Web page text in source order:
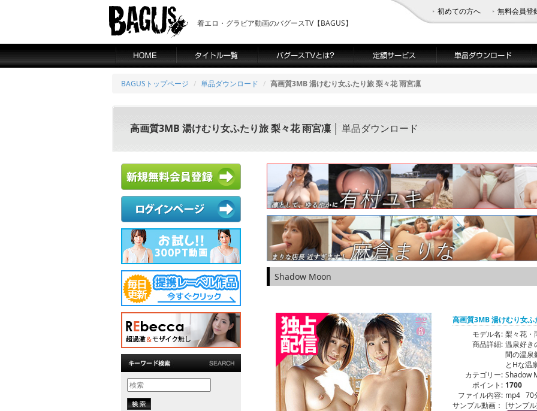
着エロ・グラビア動画のバグースTV【BAGUS】
初めての方へ 無料会員登
BAGUSトップページ 単品ダウンロード 高画質3MB 湯けむり女ふたり旅 梨々花 雨宮凜
高画質3MB 湯けむり女ふたり旅 梨々花 雨宮凜 │ 単品ダウンロード
Shadow Moon
高画質3MB 湯けむり女
モデル名: 梨々花・
商品詳細: 温泉好き
間の温泉
とHな温
カテゴリー: Shadow
ポイント: 1700
ファイル内容: mp4 70
サンプル動画： [サンプ